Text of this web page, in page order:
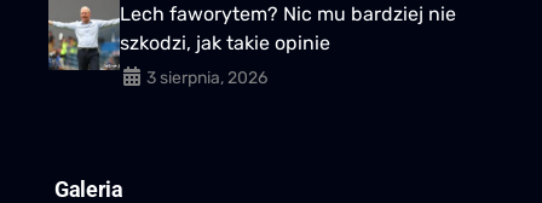
Lech faworytem? Nic mu bardziej nie
szkodzi, jak takie opinie
3 sierpnia, 2026
Galeria